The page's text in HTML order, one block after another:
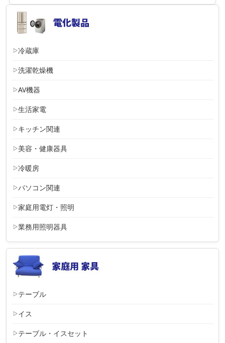
冷蔵庫
洗濯乾燥機
AV機器
生活家電
キッチン関連
美容・健康器具
冷暖房
パソコン関連
家庭用電灯・照明
業務用照明器具
テーブル
イス
テーブル・イスセット